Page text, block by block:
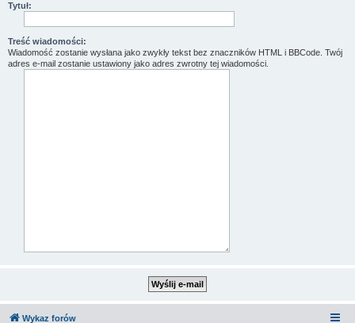
Tytuł:
Treść wiadomości:
Wiadomość zostanie wysłana jako zwykły tekst bez znaczników HTML i BBCode. Twój
adres e-mail zostanie ustawiony jako adres zwrotny tej wiadomości.
Wykaz forów